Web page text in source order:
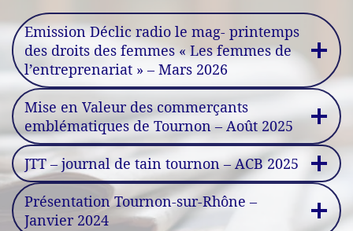
Emission Déclic radio le mag- printemps
des droits des femmes « Les femmes de
l’entreprenariat » – Mars 2026
Mise en Valeur des commerçants
emblématiques de Tournon – Août 2025
JTT – journal de tain tournon – ACB 2025
Présentation Tournon-sur-Rhône –
Janvier 2024